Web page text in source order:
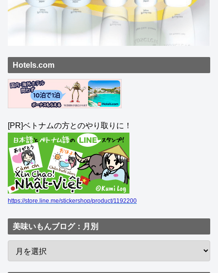
Hotels.com
[PR]ベトナムの方とのやり取りに！
https://store.line.me/stickershop/product/1192200
美味いもんブログ：月別